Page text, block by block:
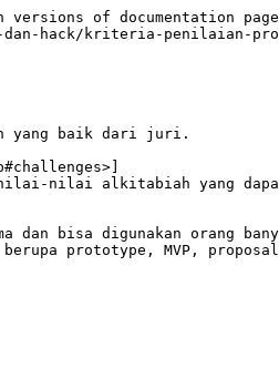
of documentation
hack/kriteria-penilaian-
yang baik dari juri.
nilai alkitabiah yang dapat
bisa digunakan orang